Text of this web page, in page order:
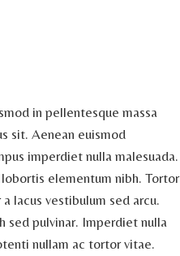
in pellentesque massa
sit. Aenean euismod
imperdiet nulla malesuada.
elementum nibh. Tortor
lacus vestibulum sed arcu.
sed pulvinar. Imperdiet nulla
nullam ac tortor vitae.